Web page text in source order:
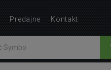
Predajne Kontakt